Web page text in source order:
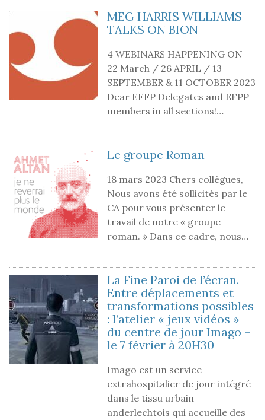
MEG HARRIS WILLIAMS
TALKS ON BION
4 WEBINARS HAPPENING ON
22 March / 26 APRIL / 13
SEPTEMBER & 11 OCTOBER 2023
Dear EFFP Delegates and EFPP
members in all sections!…
Le groupe Roman
18 mars 2023 Chers collègues,
Nous avons été sollicités par le
CA pour vous présenter le
travail de notre « groupe
roman. » Dans ce cadre, nous…
La Fine Paroi de l’écran.
Entre déplacements et
transformations possibles
: l’atelier « jeux vidéos »
du centre de jour Imago –
le 7 février à 20H30
Imago est un service
extrahospitalier de jour intégré
dans le tissu urbain
anderlechtois qui accueille des